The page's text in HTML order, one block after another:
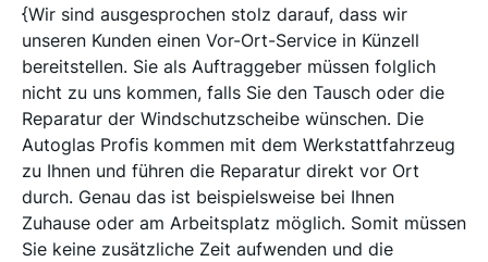
{Wir sind ausgesprochen stolz darauf, dass wir
unseren Kunden einen Vor-Ort-Service in Künzell
bereitstellen. Sie als Auftraggeber müssen folglich
nicht zu uns kommen, falls Sie den Tausch oder die
Reparatur der Windschutzscheibe wünschen. Die
Autoglas Profis kommen mit dem Werkstattfahrzeug
zu Ihnen und führen die Reparatur direkt vor Ort
durch. Genau das ist beispielsweise bei Ihnen
Zuhause oder am Arbeitsplatz möglich. Somit müssen
Sie keine zusätzliche Zeit aufwenden und die